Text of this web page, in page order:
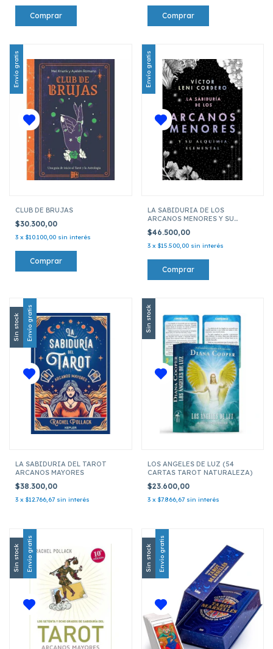
Envío gratis
CLUB DE BRUJAS
$30.300,00
3 x $10.100,00 sin interés
Envío gratis
LA SABIDURIA DE LOS
ARCANOS MENORES Y SU
$46.500,00
3 x $15.500,00 sin interés
Sin stock Envío gratis
LA SABIDURIA DEL TAROT
ARCANOS MAYORES
$38.300,00
3 x $12.766,67 sin interés
Sin stock
LOS ANGELES DE LUZ (54
CARTAS TAROT NATURALEZA)
$23.600,00
3 x $7.866,67 sin interés
Sin stock Envío gratis Sin stock Envío gratis